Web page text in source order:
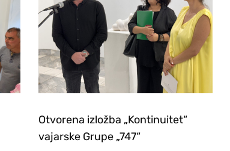
Otvorena izložba „Kontinuitet“
vajarske Grupe „747“